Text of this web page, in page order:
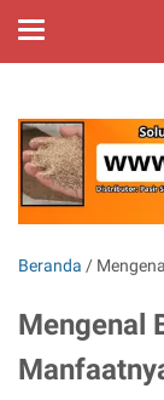
Beranda /
Mengenal